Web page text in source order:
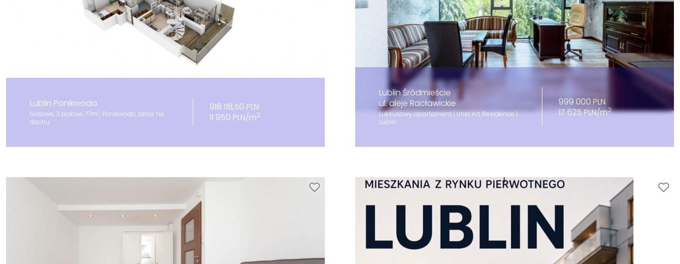
Lublin Ponikwoda
Gotowe, 3 pokoje, 77m2, Ponikwoda, taras na
dachu
918 118,50 PLN
11 950 PLN/m2
Lublin Śródmieście
ul. aleje Racławickie
Luksusowy apartament | Unia Art Residence |
Lublin
999 000 PLN
17 625 PLN/m2